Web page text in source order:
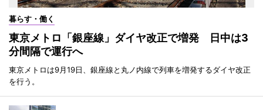
暮らす・働く
東京メトロ「銀座線」ダイヤ改正で増発 日中は3
分間隔で運行へ
東京メトロは9月19日、銀座線と丸ノ内線で列車を増発するダイヤ改正
を行う。